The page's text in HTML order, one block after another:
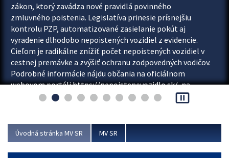
zákon, ktorý zavádza nové pravidlá povinného
zmluvného poistenia. Legislatíva prinesie prísnejšiu
kontrolu PZP, automatizované zasielanie pokút aj
vyradenie dlhodobo nepoistených vozidiel z evidencie.
Cieľom je radikálne znížiť počet nepoistených vozidiel v
cestnej premávke a zvýšiť ochranu zodpovedných vodičov.
Podrobné informácie nájdu občania na oficiálnom
webovom portáli https://nepoistenevozidlo.sk/, na
ktorom od augusta pribudne aj možnosť overiť si...
pause_presentation
Úvodná stránka MV SR MV SR